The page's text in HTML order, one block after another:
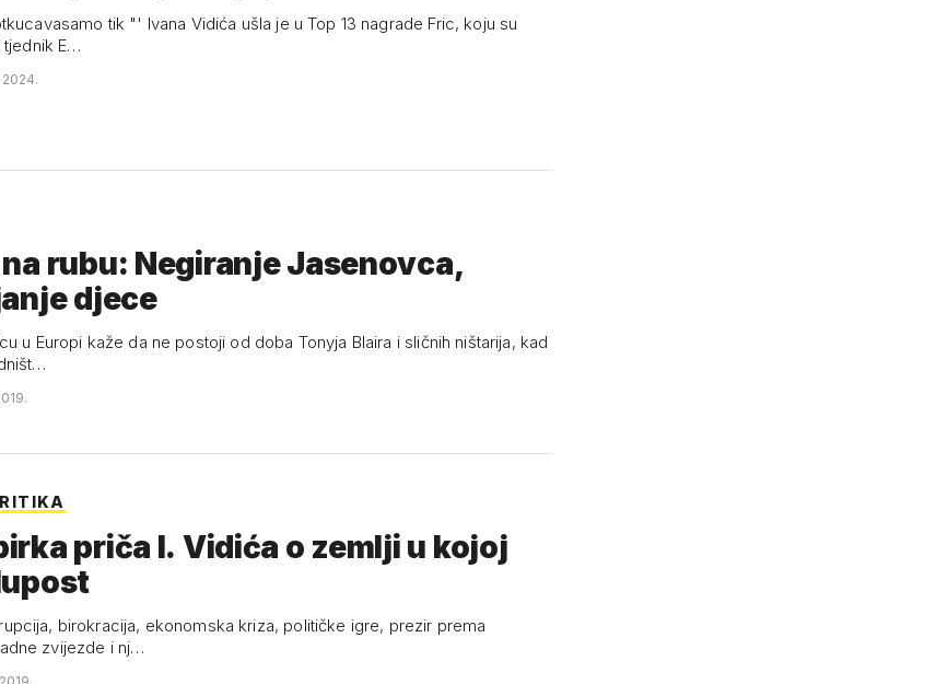
tik "' Ivana Vidića ušla je u Top 13 nagrade Fric, koju su
tjednik E…
2024.
rubu: Negiranje Jasenovca,
djece
u Europi kaže da ne postoji od doba Tonyja Blaira i sličnih ništarija, kad
priča I. Vidića o zemlji u kojoj
birokracija, ekonomska kriza, političke igre, prezir prema
zvijezde i nj…